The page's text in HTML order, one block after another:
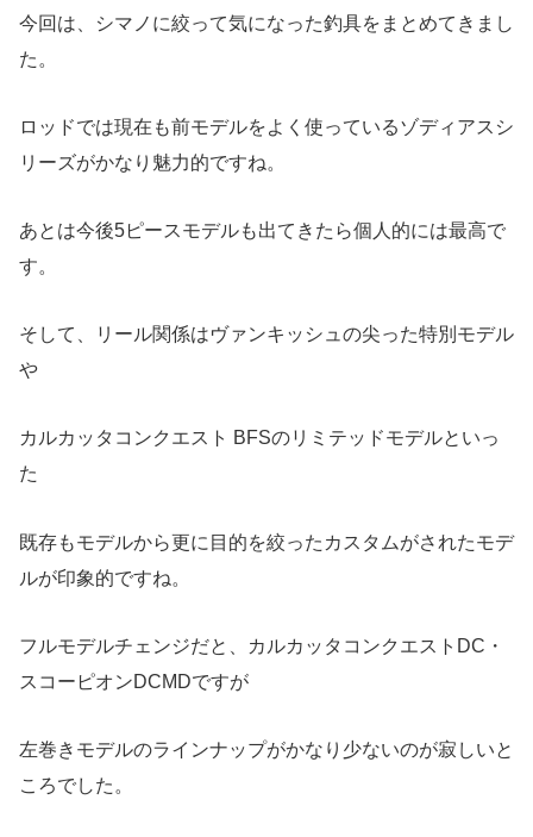
今回は、シマノに絞って気になった釣具をまとめてきまし
た。
ロッドでは現在も前モデルをよく使っているゾディアスシ
リーズがかなり魅力的ですね。
あとは今後5ピースモデルも出てきたら個人的には最高で
す。
そして、リール関係はヴァンキッシュの尖った特別モデル
や
カルカッタコンクエスト BFSのリミテッドモデルといっ
た
既存もモデルから更に目的を絞ったカスタムがされたモデ
ルが印象的ですね。
フルモデルチェンジだと、カルカッタコンクエストDC・
スコーピオンDCMDですが
左巻きモデルのラインナップがかなり少ないのが寂しいと
ころでした。